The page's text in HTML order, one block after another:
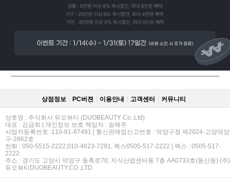
PAYCO 바로
상점정보 PC버젼 이용안내 고객센터 커뮤니티
상호명 : 주식회사 듀오뷰티 (DUOBEAUTY Co.,Ltd)
대표 : 김금희 | 개인정보 보호 책임자 : 송해주
사업자등록번호 :110-81-87491 | 통신판매업신고번호 : 덕양구청 제2024-고양덕양
구-2862호
전화 : 050-5515-2222,010-4623-7291, 펙스0505-517-2222 | 팩스 : 0505-517-
2222
주소 : 경기도 고양시 덕양구 동축로70, 지식산업센터동 7층 AA0733호(동산동) (주)
듀오뷰티DUOBEAUTY.CO.,LTD